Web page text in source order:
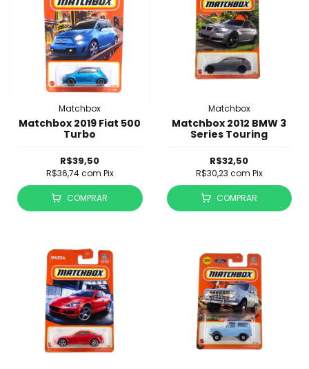
Matchbox
Matchbox 2019 Fiat 500
Turbo
R$39,50
R$36,74com Pix
COMPRAR
Matchbox
Matchbox 2012 BMW 3
Series Touring
R$32,50
R$30,23 com Pix
COMPRAR